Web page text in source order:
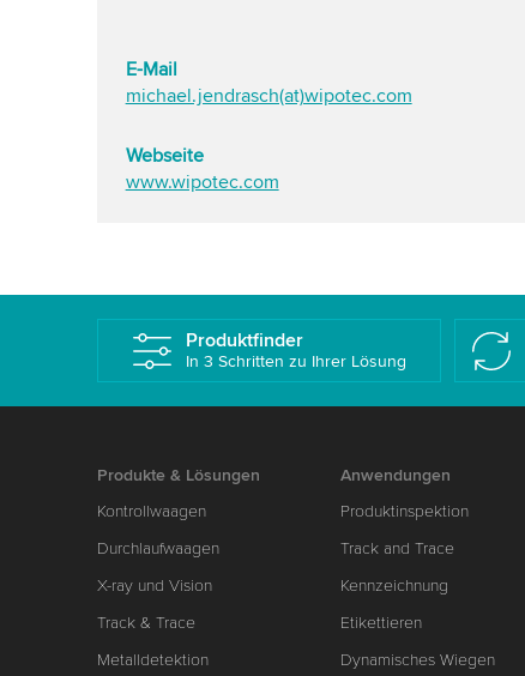
E-Mail
michael.jendrasch(at)wipotec.com
Webseite
www.wipotec.com
Produktfinder
In 3 Schritten zu Ihrer Lösung
Produkte & Lösungen
Kontrollwaagen
Durchlaufwaagen
X-ray und Vision
Track & Trace
Metalldetektion
Anwendungen
Produktinspektion
Track and Trace
Kennzeichnung
Etikettieren
Dynamisches Wiegen